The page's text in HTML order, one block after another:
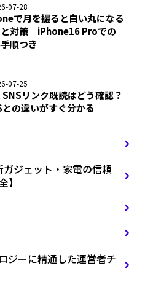
07-28
で月を撮ると白い丸になる
対策｜iPhone16 Proでの
順つき
07-25
SNSリンク既読はどう確認？
の違いがすぐ分かる
ジェット・家電の信頼
】
ジーに精通した運営者チ